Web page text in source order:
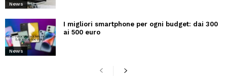
News
News
I migliori smartphone per ogni budget: dai 300
ai 500 euro